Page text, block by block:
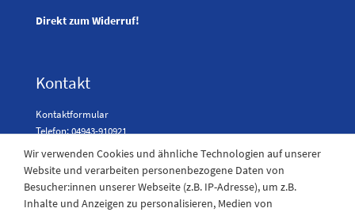
Direkt zum Widerruf!
Kontakt
Kontaktformular
Telefon: 04943-910921
Laden Öffnungszeiten
Wir verwenden Cookies und ähnliche Technologien auf unserer
Website und verarbeiten personenbezogene Daten von
Besucher:innen unserer Webseite (z.B. IP-Adresse), um z.B.
Inhalte und Anzeigen zu personalisieren, Medien von